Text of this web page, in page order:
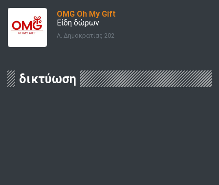
OMG Oh My Gift
Είδη δώρων
Λ. Δημοκρατίας 202
δικτύωση